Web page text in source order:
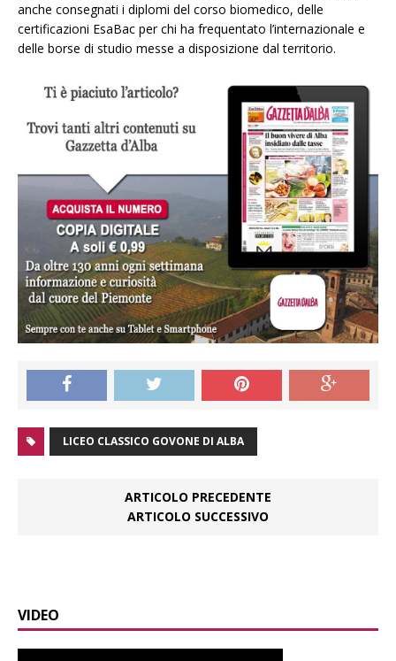
anche consegnati i diplomi del corso biomedico, delle
certificazioni EsaBac per chi ha frequentato l’internazionale e
delle borse di studio messe a disposizione dal territorio.
LICEO CLASSICO GOVONE DI ALBA
ARTICOLO PRECEDENTE
ARTICOLO SUCCESSIVO
VIDEO